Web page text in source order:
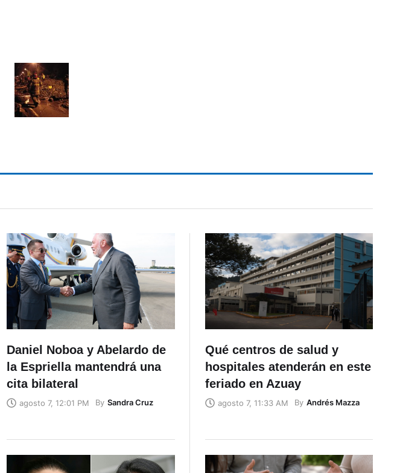
Daniel Noboa y Abelardo de
la Espriella mantendrá una
cita bilateral
agosto 7, 12:01 PM By Sandra Cruz
Qué centros de salud y
hospitales atenderán en este
feriado en Azuay
agosto 7, 11:33 AM By Andrés Mazza